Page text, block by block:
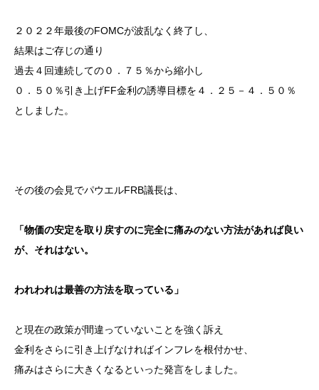
２０２２年最後のFOMCが波乱なく終了し、
結果はご存じの通り
過去４回連続しての０．７５％から縮小し
０．５０％引き上げFF金利の誘導目標を４．２５－４．５０％
としました。
その後の会見でパウエルFRB議長は、
「物価の安定を取り戻すのに完全に痛みのない方法があれば良い
が、それはない。
われわれは最善の方法を取っている」
と現在の政策が間違っていないことを強く訴え
金利をさらに引き上げなければインフレを根付かせ、
痛みはさらに大きくなるといった発言をしました。